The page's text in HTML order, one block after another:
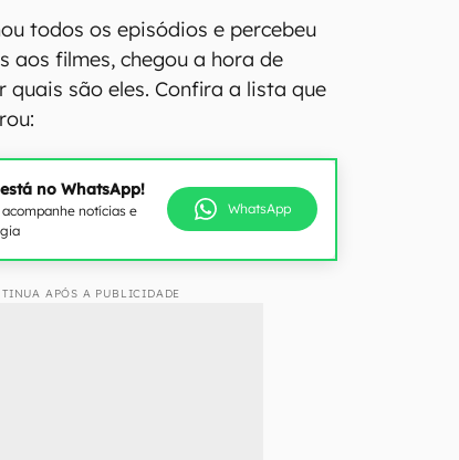
todos os episódios e percebeu
aos filmes, chegou a hora de
quais são eles. Confira a lista que
no WhatsApp!
notícias e
WhatsApp
APÓS A PUBLICIDADE